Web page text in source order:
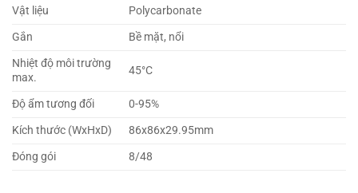
Vật liệu
Polycarbonate
Gắn
Bề mặt, nổi
Nhiệt độ môi trường
max.
45°C
Độ ẩm tương đối
0-95%
Kích thước (WxHxD)
86x86x29.95mm
Đóng gói
8/48